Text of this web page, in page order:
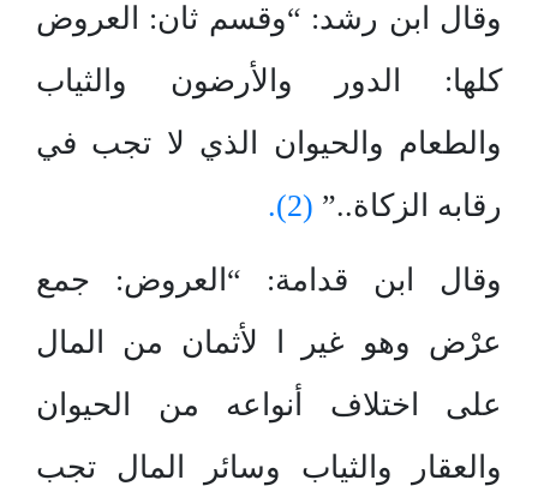
وقال ابن رشد: “وقسم ثان: العروض
كلها: الدور والأرضون والثياب
والطعام والحيوان الذي لا تجب في
رقابه الزكاة..” (2).
وقال ابن قدامة: “العروض: جمع
عرْض وهو غير ا لأثمان من المال
على اختلاف أنواعه من الحيوان
والعقار والثياب وسائر المال تجب